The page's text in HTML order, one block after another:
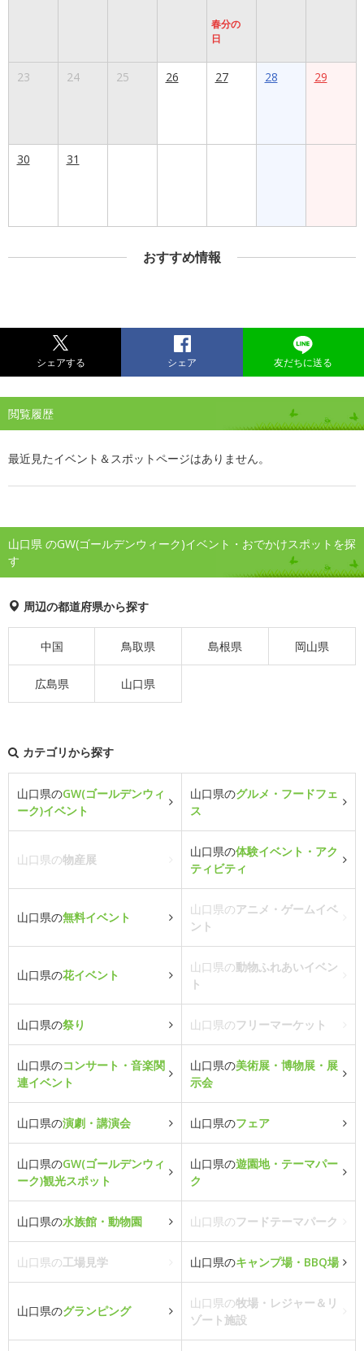
春分の
日
23 24 25 26 27 28 29
30 31
おすすめ情報
シェアする シェア 友だちに送る
閲覧履歴
最近見たイベント＆スポットページはありません。
山口県 のGW(ゴールデンウィーク)イベント・おでかけスポットを探
す
周辺の都道府県から探す
中国 鳥取県 島根県 岡山県
広島県 山口県
カテゴリから探す
山口県のGW(ゴールデンウィ
ーク)イベント
山口県のグルメ・フードフェ
ス
山口県の物産展
山口県の体験イベント・アク
ティビティ
山口県の無料イベント
山口県のアニメ・ゲームイベ
ント
山口県の花イベント
山口県の動物ふれあいイベン
ト
山口県の祭り 山口県のフリーマーケット
山口県のコンサート・音楽関
連イベント
山口県の美術展・博物展・展
示会
山口県の演劇・講演会 山口県のフェア
山口県のGW(ゴールデンウィ
ーク)観光スポット
山口県の遊園地・テーマパー
ク
山口県の水族館・動物園 山口県のフードテーマパーク
山口県の工場見学 山口県のキャンプ場・BBQ場
山口県のグランピング
山口県の牧場・レジャー＆リ
ゾート施設